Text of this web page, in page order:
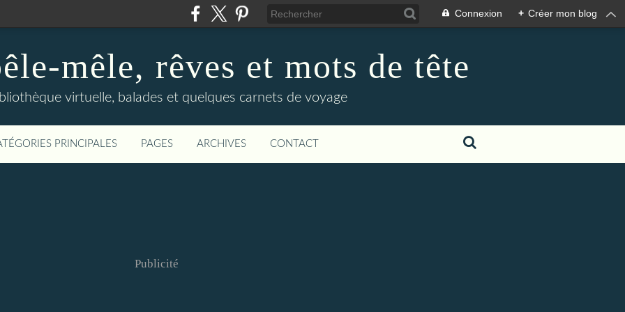
Connexion + Créer mon blog
mêle, rêves et mots de tête
virtuelle, balades et quelques carnets de voyage
PRINCIPALES PAGES ARCHIVES CONTACT
Publicité